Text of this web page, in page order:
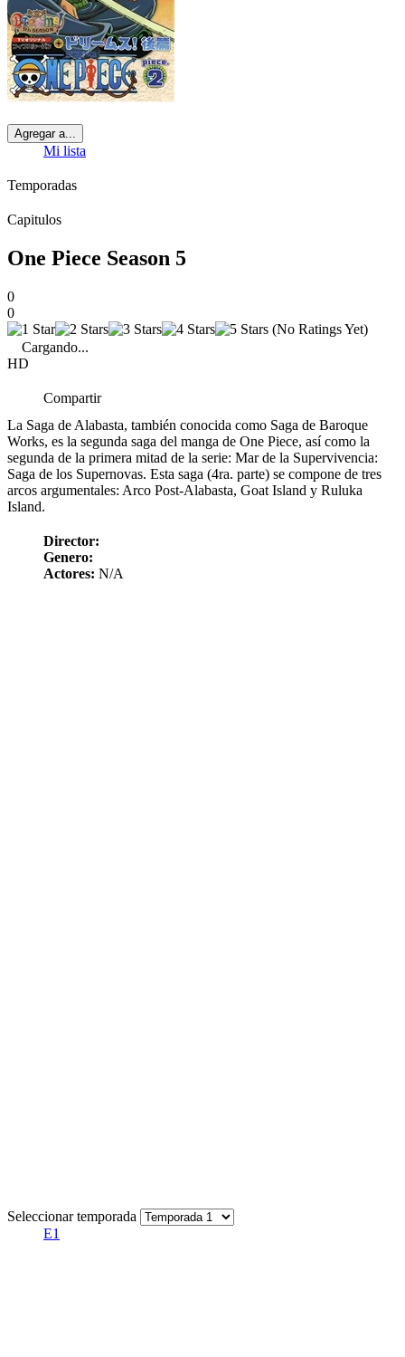
Agregar a...
Mi lista
Temporadas
Capitulos
One Piece Season 5
0
0
(No Ratings Yet)
Cargando...
HD
Compartir
La Saga de Alabasta, también conocida como Saga de Baroque
Works, es la segunda saga del manga de One Piece, así como la
segunda de la primera mitad de la serie: Mar de la Supervivencia:
Saga de los Supernovas. Esta saga (4ra. parte) se compone de tres
arcos argumentales: Arco Post-Alabasta, Goat Island y Ruluka
Island.
Director:
Genero:
Actores: N/A
Seleccionar temporada
E1